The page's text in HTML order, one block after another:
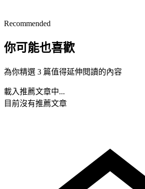
Recommended
你可能也喜歡
為你精選 3 篇值得延伸閱讀的內容
載入推薦文章中...
目前沒有推薦文章